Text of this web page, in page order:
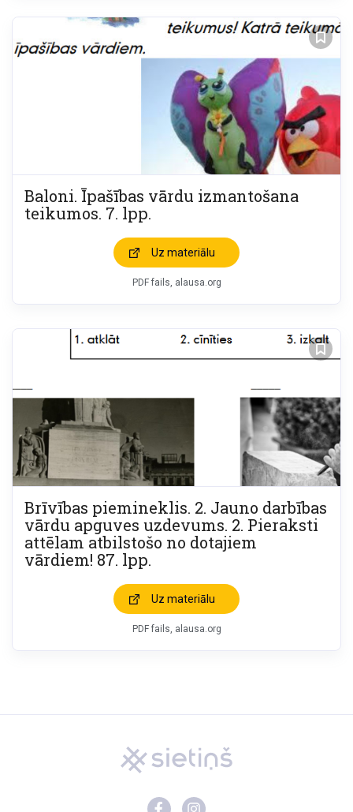
Baloni. Īpašības vārdu izmantošana
teikumos. 7. lpp.
Uz materiālu
PDF fails, alausa.org
Brīvības piemineklis. 2. Jauno darbības
vārdu apguves uzdevums. 2. Pieraksti
attēlam atbilstošo no dotajiem
vārdiem! 87. lpp.
Uz materiālu
PDF fails, alausa.org